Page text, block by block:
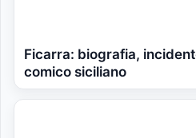
Ficarra: biografia,
comico siciliano